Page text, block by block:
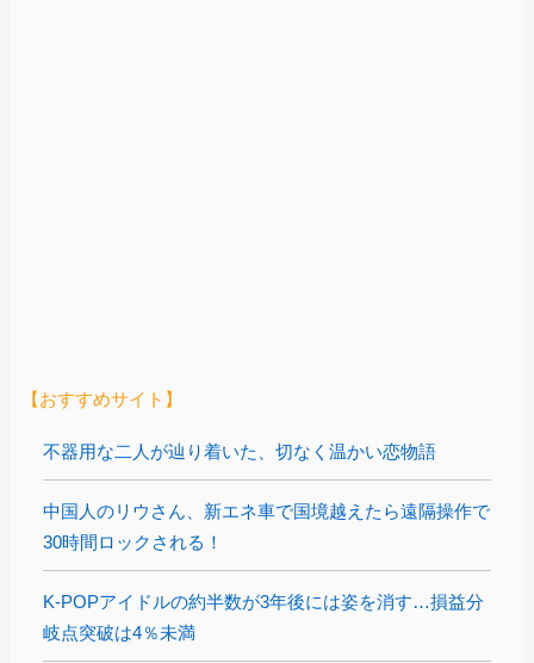
【おすすめサイト】
不器用な二人が辿り着いた、切なく温かい恋物語
中国人のリウさん、新エネ車で国境越えたら遠隔操作で
30時間ロックされる！
K-POPアイドルの約半数が3年後には姿を消す…損益分
岐点突破は4％未満